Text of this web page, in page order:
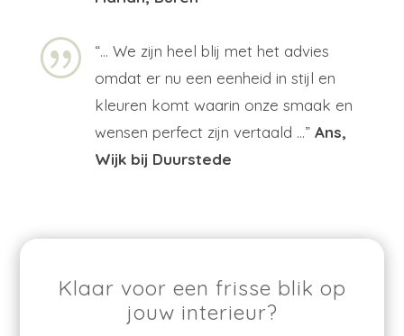
| “… We zijn heel blij met het advies
omdat er nu een eenheid in stijl en
kleuren komt waarin onze smaak en
wensen perfect zijn vertaald …” Ans,
Wijk bij Duurstede
Klaar voor een frisse blik op
jouw interieur?